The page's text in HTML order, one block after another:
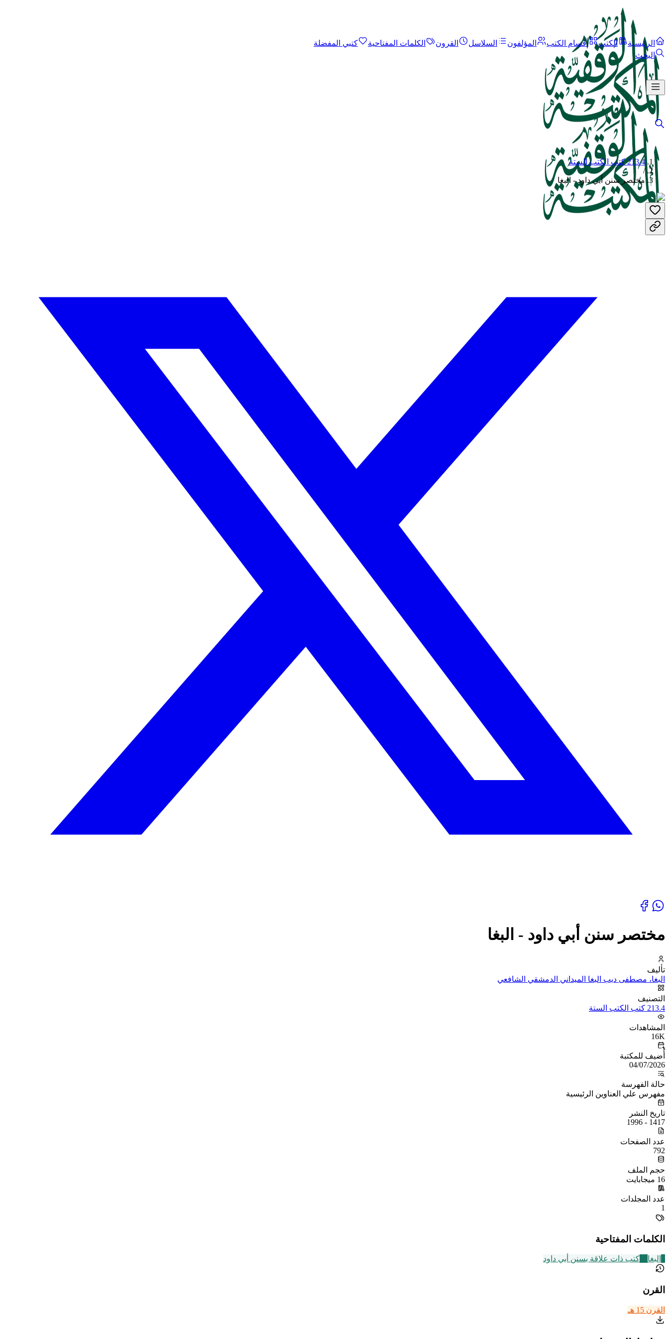
الرئيسية الكتب أقسام الكتب المؤلفون السلاسل القرون الكلمات المفتاحية
كتبي المفضلة
البحث
213.4 كتب الكتب الستة
/
مختصر سنن أبي داود - البغا
مختصر سنن أبي داود - البغا
تأليف
البغا، مصطفى ديب البغا الميداني الدمشقي الشافعي
التصنيف
213.4 كتب الكتب الستة
المشاهدات
16K
أُضيف للمكتبة
04/07/2026
حالة الفهرسة
مفهرس علي العناوين الرئيسية
تاريخ النشر
1417 - 1996
عدد الصفحات
792
حجم الملف
16 ميجابايت
عدد المجلدات
1
الكلمات المفتاحية
البغا كتب ذات علاقة بسنن أبي داود
القرن
القرن 15 هـ